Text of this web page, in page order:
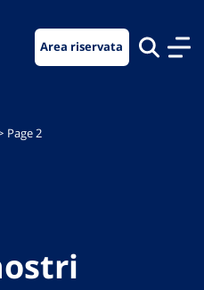
Area riservata
Page 2